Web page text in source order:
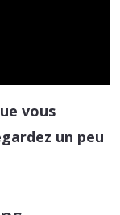
vous
un peu